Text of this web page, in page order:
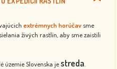
extrémnych horúčav sme
živých rastlín, aby sme zaistili
územie Slovenska jestreda